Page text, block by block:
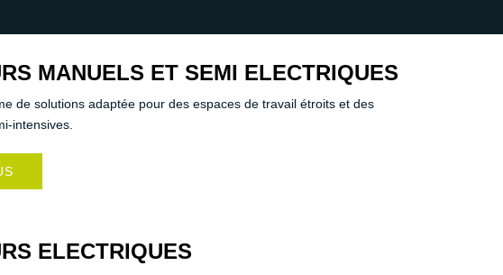
MANUELS ET SEMI ELECTRIQUES
de solutions adaptée pour des espaces de travail étroits et des
intensives.
ELECTRIQUES